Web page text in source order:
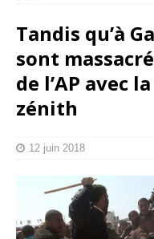
Tandis qu’à
sont
de l’AP avec
zénith
12 juin 2018